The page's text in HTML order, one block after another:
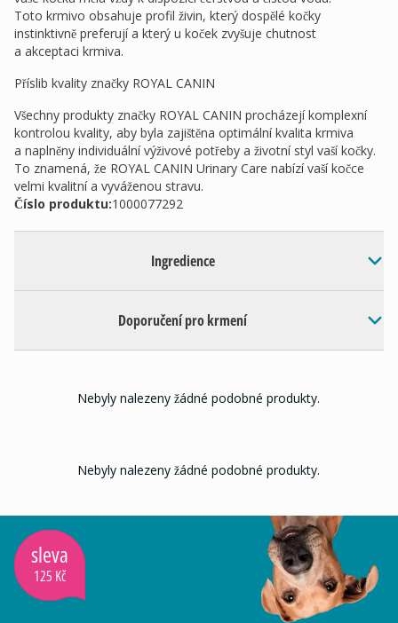
Toto krmivo obsahuje profil živin, který dospělé kočky
instinktivně preferují a který u koček zvyšuje chutnost
a akceptaci krmiva.
Příslib kvality značky ROYAL CANIN
Všechny produkty značky ROYAL CANIN procházejí komplexní
kontrolou kvality, aby byla zajištěna optimální kvalita krmiva
a naplněny individuální výživové potřeby a životní styl vaší kočky.
To znamená, že ROYAL CANIN Urinary Care nabízí vaší kočce
velmi kvalitní a vyváženou stravu.
Číslo produktu:1000077292
Ingredience
Doporučení pro krmení
Nebyly nalezeny žádné podobné produkty.
Nebyly nalezeny žádné podobné produkty.
sleva
125 Kč